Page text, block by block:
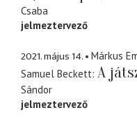
Csaba
jelmeztervező
2021. május 14.
Márkus
Samuel Beckett A
Sándor
jelmeztervező